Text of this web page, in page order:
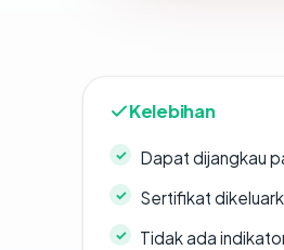
Kelebihan
Dapat dijangkau
Sertifikat
Tidak ada